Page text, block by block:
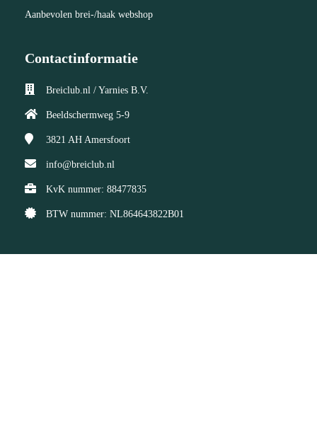
Aanbevolen brei-/haak webshop
Contactinformatie
Breiclub.nl / Yarnies B.V.
Beeldschermweg 5-9
3821 AH Amersfoort
info@breiclub.nl
KvK nummer: 88477835
BTW nummer: NL864643822B01